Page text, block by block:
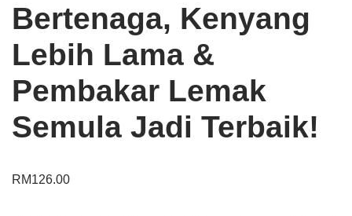
Bertenaga, Kenyang
Lebih Lama &
Pembakar Lemak
Semula Jadi Terbaik!
RM126.00